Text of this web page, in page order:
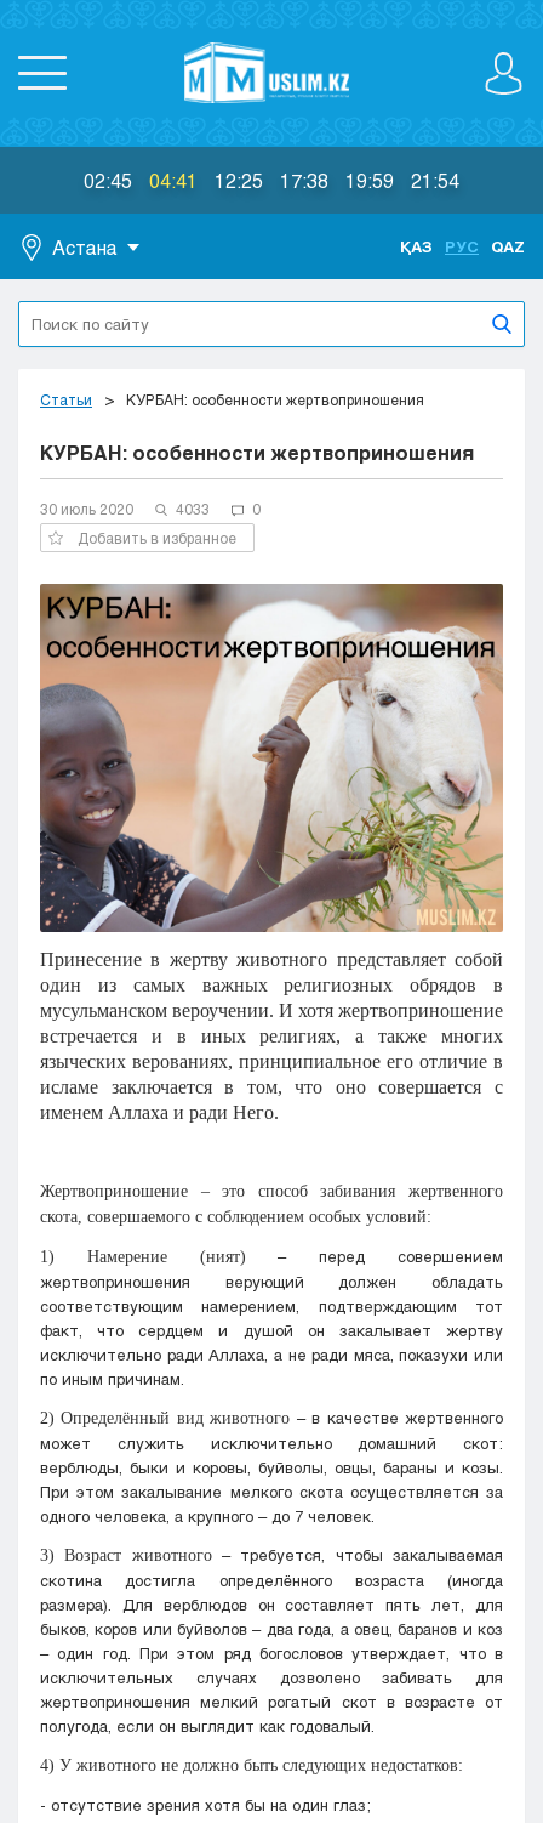
02:45 04:41 12:25 17:38 19:59 21:54
Астана
Астана
Алматы
Актобе
Жезказган
Караганда
Кокшетау
Костанай
Павлодар
Петропавловск
Семей
Талдыкорган
Тараз
Туркестан
Уральск
Усть-Каменогорск
Шымкент
ҚАЗ РУС QAZ
Статьи КУРБАН: особенности жертвоприношения
КУРБАН: особенности жертвоприношения
30 июль 2020 4033
0
Добавить в избранное
Принесение в жертву животного представляет собой
один из самых важных религиозных обрядов в
мусульманском вероучении. И хотя жертвоприношение
встречается и в иных религиях, а также многих
языческих верованиях, принципиальное его отличие в
исламе заключается в том, что оно совершается с
именем Аллаха и ради Него.
Жертвоприношение – это способ забивания жертвенного
скота, совершаемого с соблюдением особых условий:
1) Намерение (ният) – перед совершением
жертвоприношения верующий должен обладать
соответствующим намерением, подтверждающим тот
факт, что сердцем и душой он закалывает жертву
исключительно ради Аллаха, а не ради мяса, показухи или
по иным причинам.
2) Определённый вид животного – в качестве жертвенного
может служить исключительно домашний скот:
верблюды, быки и коровы, буйволы, овцы, бараны и козы.
При этом закалывание мелкого скота осуществляется за
одного человека, а крупного – до 7 человек.
3) Возраст животного– требуется, чтобы закалываемая
скотина достигла определённого возраста (иногда
размера). Для верблюдов он составляет пять лет, для
быков, коров или буйволов – два года, а овец, баранов и коз
– один год. При этом ряд богословов утверждает, что в
исключительных случаях дозволено забивать для
жертвоприношения мелкий рогатый скот в возрасте от
полугода, если он выглядит как годовалый.
4) У животного не должно быть следующих недостатков:
- отсутствие зрения хотя бы на один глаз;